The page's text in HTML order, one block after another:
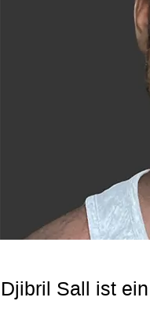
Djibril Sall ist